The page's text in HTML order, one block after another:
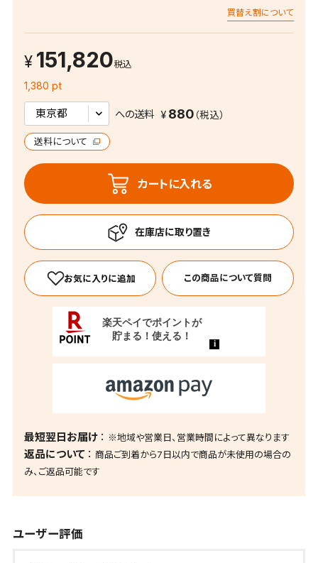
買替え割について
151,820税込
1,380 pt
への送料 880
送料について
カートに入れる
この商品について質問
最短翌日お届け ※地域や営業日、営業時間によって異なります
返品について
商品ご到着から7日以内で商品が未使用の場合の
み、ご返品可能です
ユーザー評価